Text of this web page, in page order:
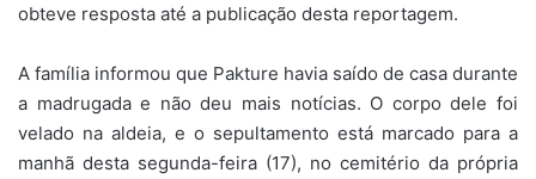
obteve resposta até a publicação desta reportagem.
A família informou que Pakture havia saído de casa durante
a madrugada e não deu mais notícias. O corpo dele foi
velado na aldeia, e o sepultamento está marcado para a
manhã desta segunda-feira (17), no cemitério da própria